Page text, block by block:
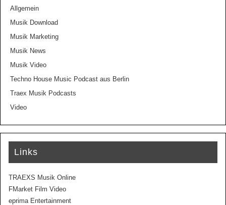
Allgemein
Musik Download
Musik Marketing
Musik News
Musik Video
Techno House Music Podcast aus Berlin
Traex Musik Podcasts
Video
Links
TRAEXS Musik Online
FMarket Film Video
eprima Entertainment